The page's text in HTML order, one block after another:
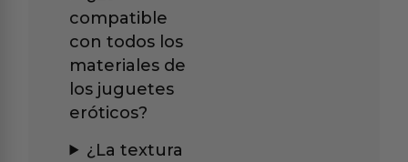
compatible
con todos los
materiales de
los juguetes
eróticos?
¿La textura